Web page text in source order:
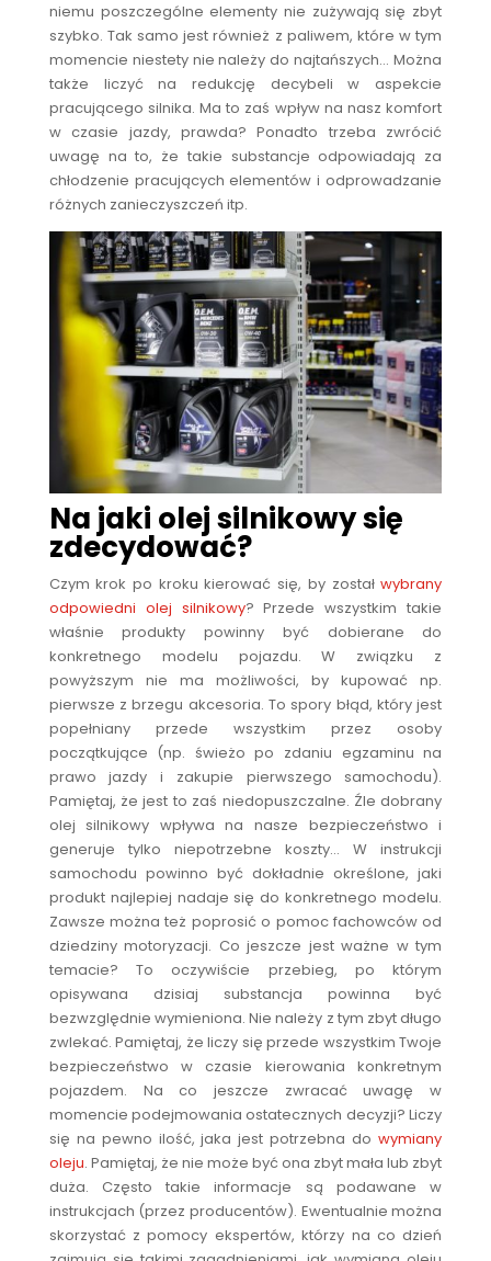
niemu poszczególne elementy nie zużywają się zbyt
szybko. Tak samo jest również z paliwem, które w tym
momencie niestety nie należy do najtańszych… Można
także liczyć na redukcję decybeli w aspekcie
pracującego silnika. Ma to zaś wpływ na nasz komfort
w czasie jazdy, prawda? Ponadto trzeba zwrócić
uwagę na to, że takie substancje odpowiadają za
chłodzenie pracujących elementów i odprowadzanie
różnych zanieczyszczeń itp.
Na jaki olej silnikowy się
zdecydować?
Czym krok po kroku kierować się, by zostałwybrany
odpowiedni olej silnikowy? Przede wszystkim takie
właśnie produkty powinny być dobierane do
konkretnego modelu pojazdu. W związku z
powyższym nie ma możliwości, by kupować np.
pierwsze z brzegu akcesoria. To spory błąd, który jest
popełniany przede wszystkim przez osoby
początkujące (np. świeżo po zdaniu egzaminu na
prawo jazdy i zakupie pierwszego samochodu).
Pamiętaj, że jest to zaś niedopuszczalne. Źle dobrany
olej silnikowy wpływa na nasze bezpieczeństwo i
generuje tylko niepotrzebne koszty… W instrukcji
samochodu powinno być dokładnie określone, jaki
produkt najlepiej nadaje się do konkretnego modelu.
Zawsze można też poprosić o pomoc fachowców od
dziedziny motoryzacji. Co jeszcze jest ważne w tym
temacie? To oczywiście przebieg, po którym
opisywana dzisiaj substancja powinna być
bezwzględnie wymieniona. Nie należy z tym zbyt długo
zwlekać. Pamiętaj, że liczy się przede wszystkim Twoje
bezpieczeństwo w czasie kierowania konkretnym
pojazdem. Na co jeszcze zwracać uwagę w
momencie podejmowania ostatecznych decyzji? Liczy
się na pewno ilość, jaka jest potrzebna dowymiany
oleju. Pamiętaj, że nie może być ona zbyt mała lub zbyt
duża. Często takie informacje są podawane w
instrukcjach (przez producentów). Ewentualnie można
skorzystać z pomocy ekspertów, którzy na co dzień